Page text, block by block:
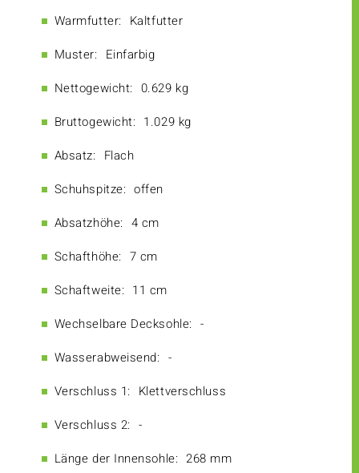
Warmfutter: Kaltfutter
Muster: Einfarbig
Nettogewicht: 0.629 kg
Bruttogewicht: 1.029 kg
Absatz: Flach
Schuhspitze: offen
Absatzhöhe: 4 cm
Schafthöhe: 7 cm
Schaftweite: 11 cm
Wechselbare Decksohle: -
Wasserabweisend: -
Verschluss 1: Klettverschluss
Verschluss 2: -
Länge der Innensohle: 268 mm